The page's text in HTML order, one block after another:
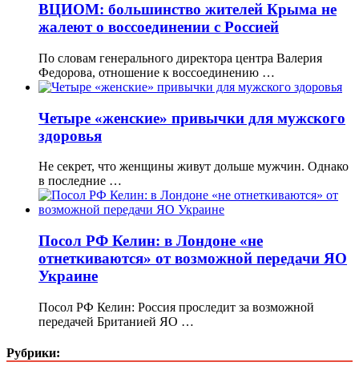
ВЦИОМ: большинство жителей Крыма не
жалеют о воссоединении с Россией
По словам генерального директора центра Валерия
Федорова, отношение к воссоединению …
Четыре «женские» привычки для мужского
здоровья
Не секрет, что женщины живут дольше мужчин. Однако
в последние …
Посол РФ Келин: в Лондоне «не
отнеткиваются» от возможной передачи ЯО
Украине
Посол РФ Келин: Россия проследит за возможной
передачей Британией ЯО …
Рубрики: